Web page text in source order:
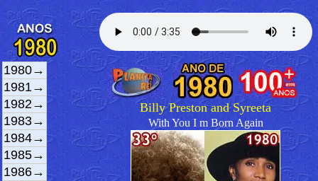
1980→
1981→
1982→
1983→
1984→
1985→
1986→
Billy Preston and Syreeta
With You I m Born Again